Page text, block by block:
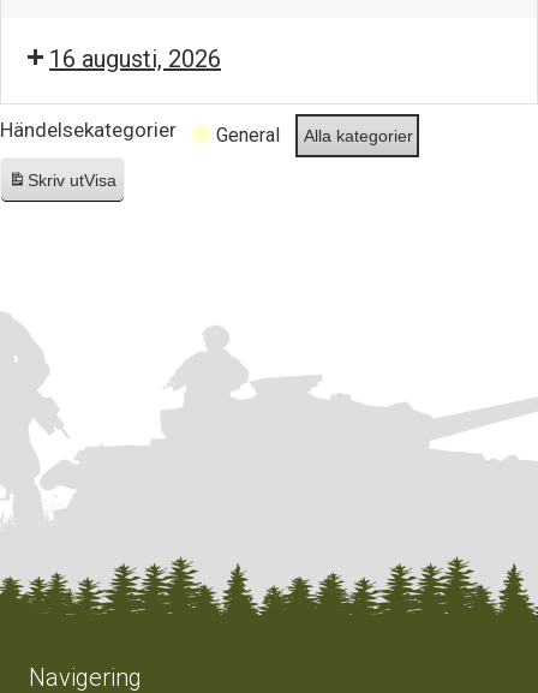
16 augusti, 2026
Händelsekategorier General Alla kategorier
Skriv utVisa
Navigering